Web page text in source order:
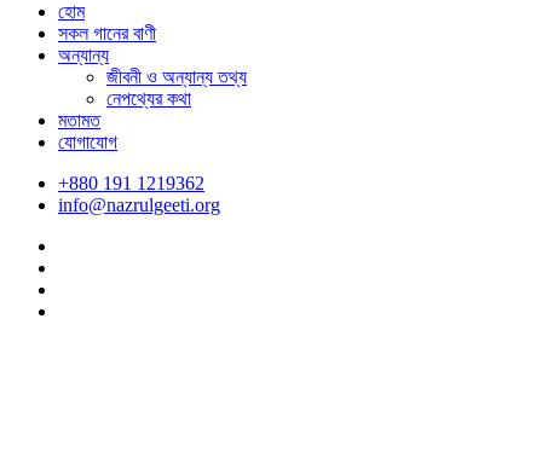
হোম
সকল গানের বাণী
অন্যান্য
জীবনী ও অন্যান্য তথ্য
নেপথ্যের কথা
মতামত
যোগাযোগ
+880 191 1219362
info@nazrulgeeti.org